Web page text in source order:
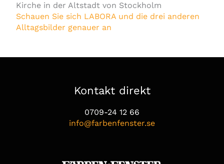
Kirche in der Altstadt von Stockholm
Schauen Sie sich LABORA und die drei anderen
Alltagsbilder genauer an
Kontakt direkt
0709-24 12 66
info@farbenfenster.se